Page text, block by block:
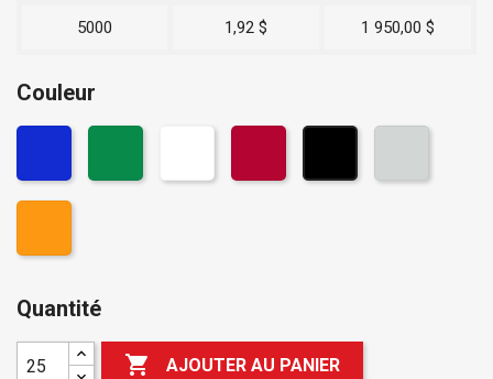
5000 1,92 $ 1 950,00 $
Couleur
Quantité
 AJOUTER AU PANIER